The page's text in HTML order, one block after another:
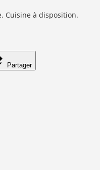
Cuisine à disposition.
Partager